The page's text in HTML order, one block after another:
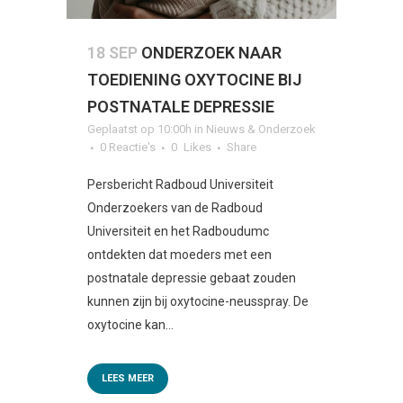
18 SEP ONDERZOEK NAAR
TOEDIENING OXYTOCINE BIJ
POSTNATALE DEPRESSIE
Geplaatst op 10:00h in Nieuws & Onderzoek
0 Reactie's
0 Likes Share
Persbericht Radboud Universiteit
Onderzoekers van de Radboud
Universiteit en het Radboudumc
ontdekten dat moeders met een
postnatale depressie gebaat zouden
kunnen zijn bij oxytocine-neusspray. De
oxytocine kan...
LEES MEER